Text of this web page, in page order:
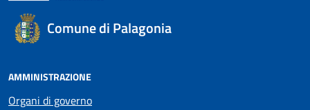
Comune di Palagonia
AMMINISTRAZIONE
Organi di governo